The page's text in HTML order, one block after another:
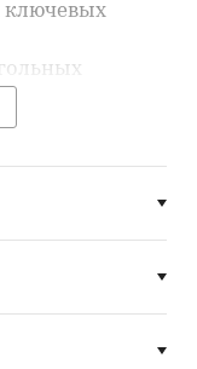
ключевых
напитков
рынка
виды: